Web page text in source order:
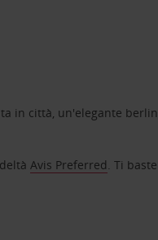
in città, un'elegante
Avis Preferred. Ti